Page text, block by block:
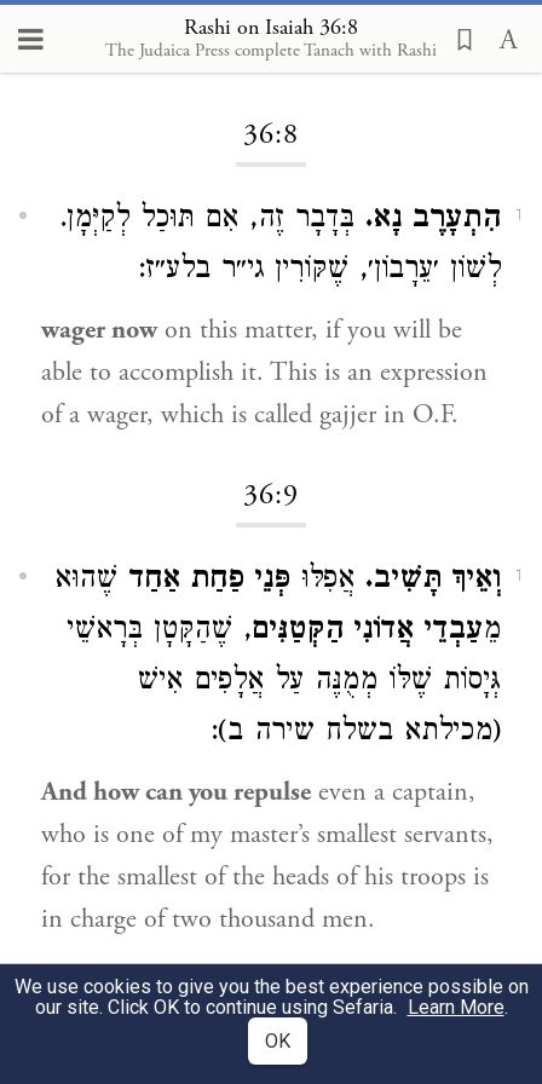
Rashi on Isaiah 36:8
The Judaica Press complete Tanach with Rashi
Loading...
36:8
1 הִתְעָרֶב נָא. בְּדָבָר זֶה, אִם תּוּכַל לְקַיְּמָן.
לְשׁוֹן ׳עֵרָבוֹן׳, שֶׁקּוֹרִין גי״ר בלע״ז:
wager nowon this matter, if you will be
able to accomplish it. This is an expression
of a wager, which is called gajjer in O.F.
36:9
1 וְאֵיךְ תָּשִׁיב. אֲפִלּוּ פְּנֵי פַחַת אַחַד שֶׁהוּא
מֵעַבְדֵי אֲדוֹנִי הַקְּטַנִּים, שֶׁהַקָּטָן בְּרָאשֵׁי
גְּיָסוֹת שֶׁלּוֹ מְמֻנֶּה עַל אֲלָפִים אִישׁ
(מכילתא בשלח שירה ב):
And how can you repulse even a captain,
who is one of my master’s smallest servants,
for the smallest of the heads of his troops is
in charge of two thousand men.
2 אַחַד עַבְדֵי.אֶחָד מֵעַבְדֵי, כְּמוֹ ״אַחַד
בראשית כא:טו
We use cookies to give you the best experience possible on
our site. Click OK to continue using Sefaria. Learn More.
OK